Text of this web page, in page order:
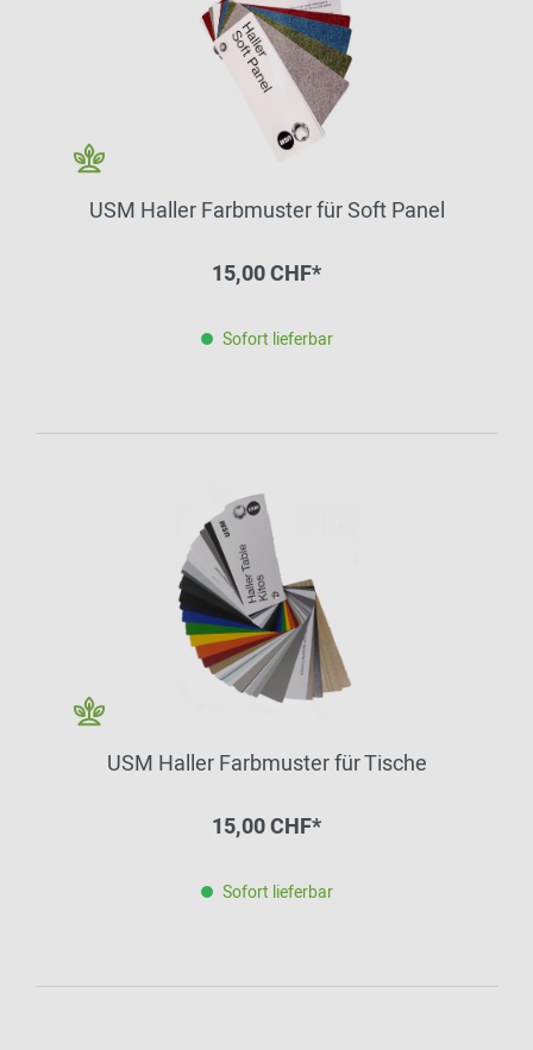
USM Haller Farbmuster für Soft Panel
15,00 CHF*
Sofort lieferbar
USM Haller Farbmuster für Tische
15,00 CHF*
Sofort lieferbar